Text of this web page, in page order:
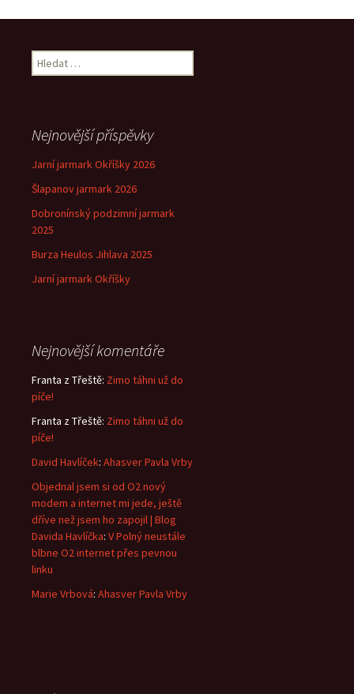
proVyhledávání
Nejnovější příspěvky
Jarní jarmark Okříšky 2026
Šlapanov jarmark 2026
Dobronínský podzimní jarmark
2025
Burza Heulos Jihlava 2025
Jarní jarmark Okříšky
Nejnovější komentáře
Franta z Třeště: Zimo táhni už do
píče!
Franta z Třeště: Zimo táhni už do
píče!
David Havlíček: Ahasver Pavla Vrby
Objednal jsem si od O2 nový
modem a internet mi jede, ještě
dříve než jsem ho zapojil | Blog
Davida Havlíčka: V Polný neustále
blbne O2 internet přes pevnou
linku
Marie Vrbová: Ahasver Pavla Vrby